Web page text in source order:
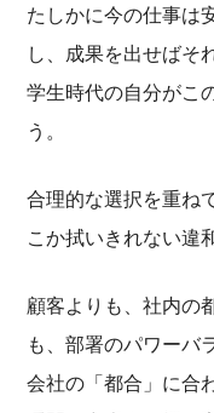
たしかに今の仕事は
し、成果を出せばそ
学生時代の自分がこ
う。
合理的な選択を重ね
こか拭いきれない違
顧客よりも、社内の
も、部署のパワーバ
会社の「都合」に合